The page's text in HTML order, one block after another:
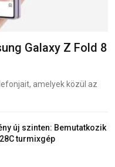
Galaxy Z Fold 8
amelyek közül az
új szinten: Bemutatkozik
turmixgép